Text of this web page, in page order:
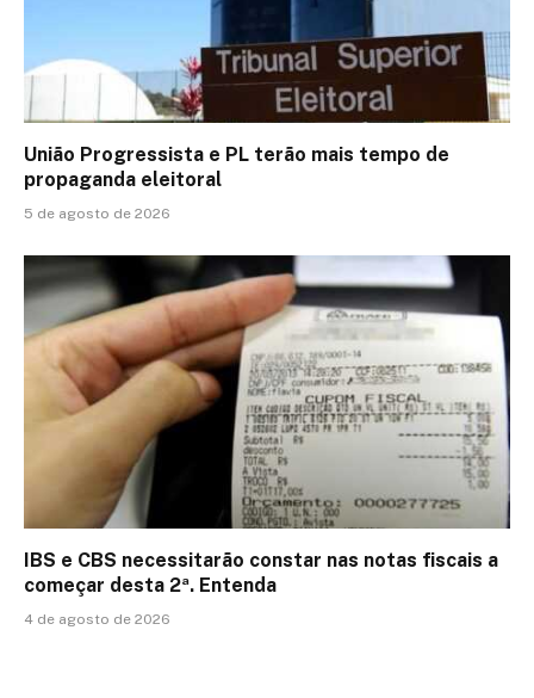
União Progressista e PL terão mais tempo de
propaganda eleitoral
5 de agosto de 2026
IBS e CBS necessitarão constar nas notas fiscais a
começar desta 2ª. Entenda
4 de agosto de 2026